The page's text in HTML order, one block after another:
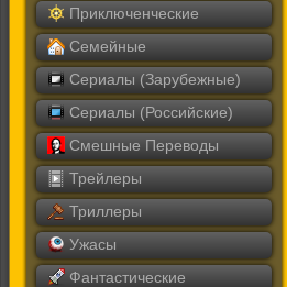
Приключенческие
Семейные
Сериалы (Зарубежные)
Сериалы (Российские)
Смешные Переводы
Трейлеры
Триллеры
Ужасы
Фантастические